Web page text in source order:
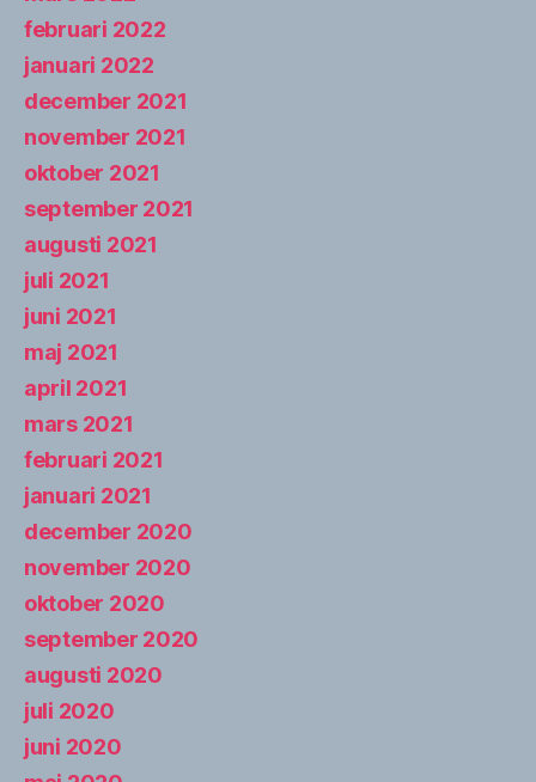
februari 2022
januari 2022
december 2021
november 2021
oktober 2021
september 2021
augusti 2021
juli 2021
juni 2021
maj 2021
april 2021
mars 2021
februari 2021
januari 2021
december 2020
november 2020
oktober 2020
september 2020
augusti 2020
juli 2020
juni 2020